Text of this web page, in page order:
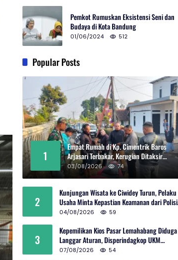
Pemkot Rumuskan Eksistensi Seni dan
Budaya di Kota Bandung
01/06/2024 512
Popular Posts
1
Empat Rumah di Kp. Cimentrik Baros
Arjasari Terbakar, Kerugian Ditaksir
Rp600 Juta
03/08/2026 74
2
Kunjungan Wisata ke Ciwidey Turun, Pelaku
Usaha Minta Kepastian Keamanan dari Polisi
dan Pemprov Jabar
04/08/2026 59
3
Kepemilikan Kios Pasar Lemahabang Diduga
Langgar Aturan, Disperindagkop UKM
Terkesan Lepas Tangan?
07/08/2026 54